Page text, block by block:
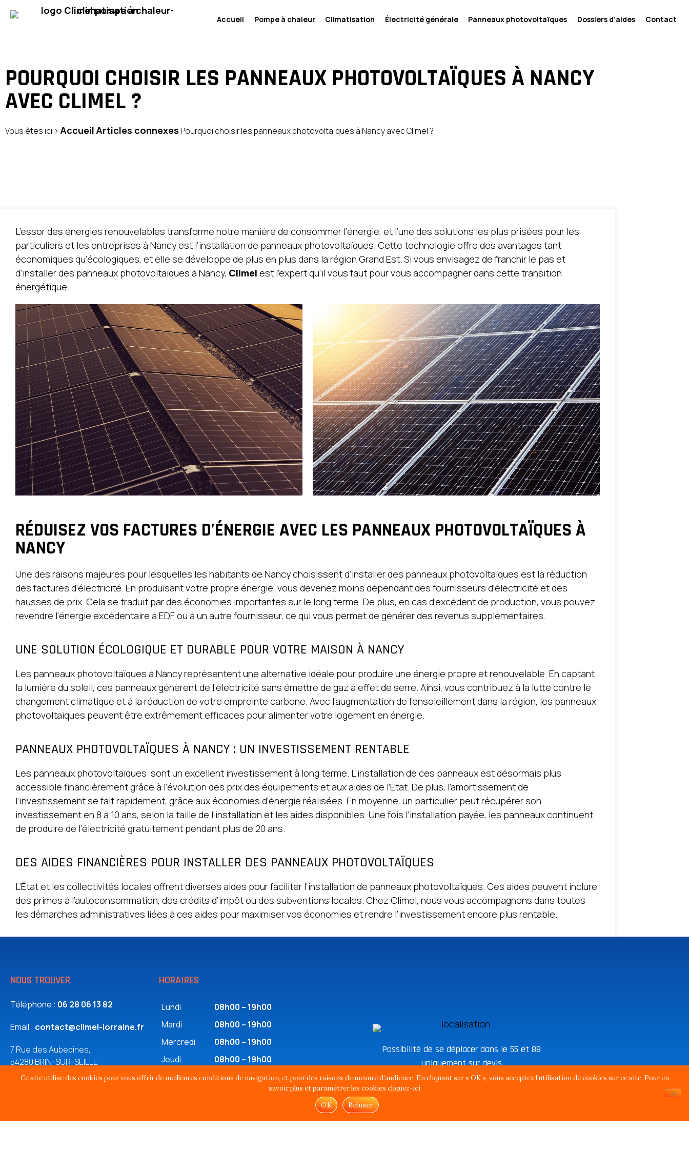
Accueil Pompe à chaleur Climatisation Électricité générale Panneaux photovoltaïques Dossiers d’aides Contact
POURQUOI CHOISIR LES PANNEAUX PHOTOVOLTAÏQUES À NANCY
AVEC CLIMEL ?
Vous êtes ici › AccueilArticles connexes Pourquoi choisir les panneaux photovoltaïques à Nancy avec Climel ?
L’essor des énergies renouvelables transforme notre manière de consommer l’énergie, et l’une des solutions les plus prisées pour les
particuliers et les entreprises à Nancy est l’installation de panneaux photovoltaïques. Cette technologie offre des avantages tant
économiques qu’écologiques, et elle se développe de plus en plus dans la région Grand Est. Si vous envisagez de franchir le pas et
d’installer des panneaux photovoltaïques à Nancy, Climel est l’expert qu’il vous faut pour vous accompagner dans cette transition
énergétique.
RÉDUISEZ VOS FACTURES D’ÉNERGIE AVEC LES PANNEAUX PHOTOVOLTAÏQUES À
NANCY
Une des raisons majeures pour lesquelles les habitants de Nancy choisissent d’installer des panneaux photovoltaïques est la réduction
des factures d’électricité. En produisant votre propre énergie, vous devenez moins dépendant des fournisseurs d’électricité et des
hausses de prix. Cela se traduit par des économies importantes sur le long terme. De plus, en cas d’excédent de production, vous pouvez
revendre l’énergie excédentaire à EDF ou à un autre fournisseur, ce qui vous permet de générer des revenus supplémentaires.
UNE SOLUTION ÉCOLOGIQUE ET DURABLE POUR VOTRE MAISON À NANCY
Les panneaux photovoltaïques à Nancy représentent une alternative idéale pour produire une énergie propre et renouvelable. En captant
la lumière du soleil, ces panneaux génèrent de l’électricité sans émettre de gaz à effet de serre. Ainsi, vous contribuez à la lutte contre le
changement climatique et à la réduction de votre empreinte carbone. Avec l’augmentation de l’ensoleillement dans la région, les panneaux
photovoltaïques peuvent être extrêmement efficaces pour alimenter votre logement en énergie.
PANNEAUX PHOTOVOLTAÏQUES À NANCY : UN INVESTISSEMENT RENTABLE
Les panneaux photovoltaïques sont un excellent investissement à long terme. L’installation de ces panneaux est désormais plus
accessible financièrement grâce à l’évolution des prix des équipements et aux aides de l’État. De plus, l’amortissement de
l’investissement se fait rapidement, grâce aux économies d’énergie réalisées. En moyenne, un particulier peut récupérer son
investissement en 8 à 10 ans, selon la taille de l’installation et les aides disponibles. Une fois l’installation payée, les panneaux continuent
de produire de l’électricité gratuitement pendant plus de 20 ans.
DES AIDES FINANCIÈRES POUR INSTALLER DES PANNEAUX PHOTOVOLTAÏQUES
L’État et les collectivités locales offrent diverses aides pour faciliter l’installation de panneaux photovoltaïques. Ces aides peuvent inclure
des primes à l’autoconsommation, des crédits d’impôt ou des subventions locales. Chez Climel, nous vous accompagnons dans toutes
les démarches administratives liées à ces aides pour maximiser vos économies et rendre l’investissement encore plus rentable.
NOUS TROUVER
Téléphone : 06 28 06 13 82
Email : contact@climel-lorraine.fr
7 Rue des Aubépines,
54280 BRIN-SUR-SEILLE
HORAIRES
Lundi
08h00 – 19h00
Mardi
08h00 – 19h00
Mercredi
08h00 – 19h00
Jeudi
08h00 – 19h00
Vendredi
08h00 – 19h00
08h00 – 12h00
Plan du siteMentions légales et politique de confidentialité
Possibilité de se déplacer dans le 55 et 88
uniquement sur devis
Ce site utilise des cookies pour vous offrir de meilleures conditions de navigation, et pour des raisons de mesure d’audience. En cliquant sur « OK », vous acceptez l’utilisation de cookies sur ce site. Pour en
savoir plus et paramétrer les cookies cliquez-ici
OK
Refuser